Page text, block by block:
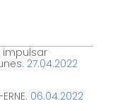
impulsar
27.04.2022
06.04.2022